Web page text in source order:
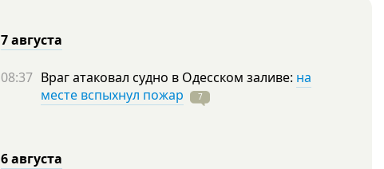
7 августа
08:37 Враг атаковал судно в Одесском заливе: на
месте вспыхнул пожар
7
6 августа